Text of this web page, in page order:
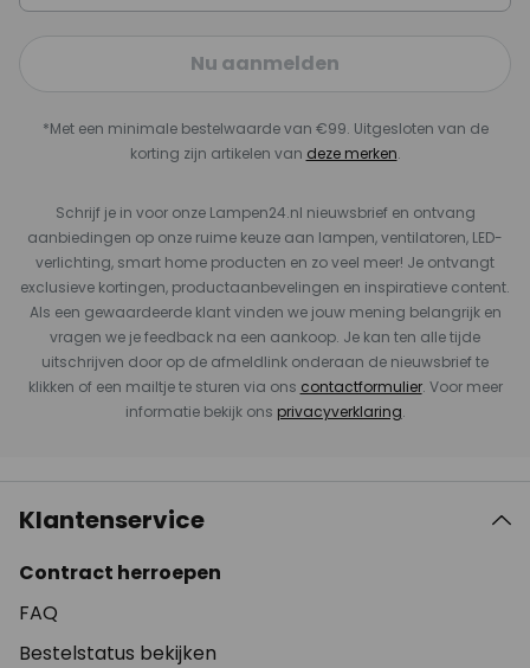
Nu aanmelden
*Met een minimale bestelwaarde van €99. Uitgesloten van de
korting zijn artikelen van deze merken.
Schrijf je in voor onze Lampen24.nl nieuwsbrief en ontvang
aanbiedingen op onze ruime keuze aan lampen, ventilatoren, LED-
verlichting, smart home producten en zo veel meer! Je ontvangt
exclusieve kortingen, productaanbevelingen en inspiratieve content.
Als een gewaardeerde klant vinden we jouw mening belangrijk en
vragen we je feedback na een aankoop. Je kan ten alle tijde
uitschrijven door op de afmeldlink onderaan de nieuwsbrief te
klikken of een mailtje te sturen via ons contactformulier. Voor meer
informatie bekijk ons privacyverklaring.
Klantenservice
Contract herroepen
FAQ
Bestelstatus bekijken